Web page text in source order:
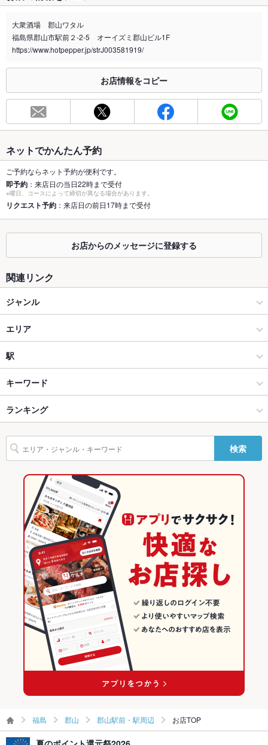
禁煙・喫煙
全席禁煙
喫煙専用室 あり
合わせください。
お席
62席(40名様以上の人数は要相談。歓迎会など各種宴会の予約
承り中!)
最大宴会収
容人数
30人(40名様以上の人数は要相談。歓迎会など各種宴会の予約
承り中!)
個室 なし
座敷 なし
カウンター あり ：1名様からご利用いただけます！
ソファー
テラス席
貸切
貸切不可 ：店舗の貸切等、詳細はお気軽に店舗までご相談くだ
設備
Wi-Fi
バリアフリ
ー
駐車場
なし ：お近くのコインパーキングをご利用ください。お酒を飲
まれる際はお車でのお越しはご遠慮ください。
その他設備 ※不明点等、お気軽に店舗へご相談下さい
飲み放題 あり ：各種宴会をご用意しております。
食べ放題 なし
カクテル充実、焼酎充実、日本酒充実
お子様連れ
お子様連れ歓迎 ：お子様連れも歓迎致します♪ご家族でもゆっ
たりお食事可能です！
ウェディン
グパーティ
ご予約承ります。パーティーや2次会の演出もお手伝いします。
詳しくはお問合せ下さい
可
大衆酒場 郡山ワタル
福島県郡山市駅前２-2-5 オーイズミ郡山ビル1F
https://www.hotpepper.jp/strJ003581919/
お店情報をコピー
ネットでかんたん予約
ご予約ならネット予約が便利です。
即予約 ：来店日の当日22時まで受付
※曜日、コースによって締切が異なる場合があります。
リクエスト予約 ：来店日の前日17時まで受付
お店からのメッセージに登録する
関連リンク
ジャンル
居酒屋
創作
郡山 × 居酒屋
郡山 × 創作
郡山駅 × 居酒屋
郡山駅 × 創作
ダイニングバー・バル
和風・創作
郡山 × ダイニングバー・バル
郡山 × 和風・創作
郡山駅 × ダイニングバー・バル
郡山駅 × 和風・創作
エリア
郡山駅前・駅周辺
郡山駅前・駅周辺 × 居酒屋
郡山駅前・駅周辺 × 創作
郡山駅前・駅周辺 × ダイニングバー・バル
郡山駅前・駅周辺 × 和風・創作
福島 × 居酒屋
福島 × 創作
福島 × ダイニングバー・バル
福島 × 和風・創作
駅
郡山駅
キーワード
手羽先 からあげ
パフェ アヒージョ 生ハム たこ焼き
ランキング
福島のグルメランキング
福島の居酒屋ランキング
郡山のグルメランキング
郡山の居酒屋ランキング
郡山駅前・駅周辺のグルメランキング
郡山駅前・駅周辺の居酒屋ランキング
検索
福島 郡山 郡山駅前・駅周辺 お店TOP